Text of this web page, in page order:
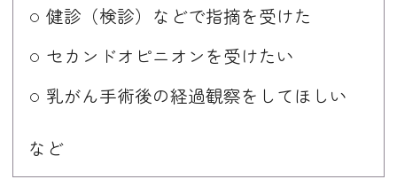
健診（検診）などで指摘を受けた
セカンドオピニオンを受けたい
乳がん手術後の経過観察をしてほしい
など